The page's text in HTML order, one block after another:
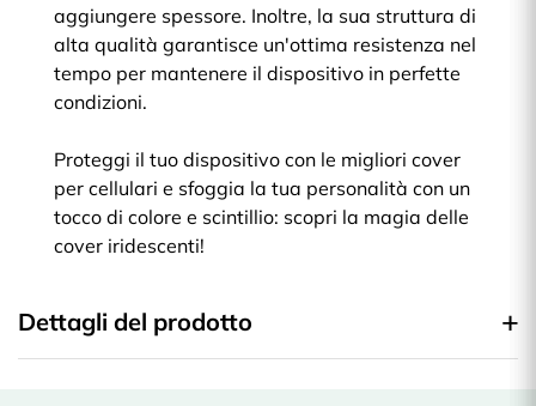
aggiungere spessore. Inoltre, la sua struttura di
alta qualità garantisce un'ottima resistenza nel
tempo per mantenere il dispositivo in perfette
condizioni.
Proteggi il tuo dispositivo con le migliori cover
per cellulari e sfoggia la tua personalità con un
tocco di colore e scintillio: scopri la magia delle
cover iridescenti!
Dettagli del prodotto